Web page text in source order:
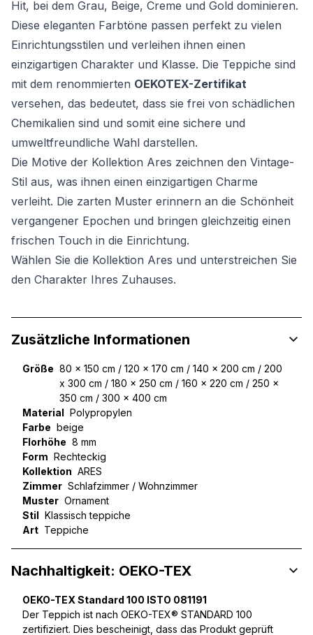
Hit, bei dem Grau, Beige, Creme und Gold dominieren.
Diese eleganten Farbtöne passen perfekt zu vielen
Einrichtungsstilen und verleihen ihnen einen
einzigartigen Charakter und Klasse. Die Teppiche sind
mit dem renommierten OEKOTEX-Zertifikat
versehen, das bedeutet, dass sie frei von schädlichen
Chemikalien sind und somit eine sichere und
umweltfreundliche Wahl darstellen.
Die Motive der Kollektion Ares zeichnen den Vintage-
Stil aus, was ihnen einen einzigartigen Charme
verleiht. Die zarten Muster erinnern an die Schönheit
vergangener Epochen und bringen gleichzeitig einen
frischen Touch in die Einrichtung.
Wählen Sie die Kollektion Ares und unterstreichen Sie
den Charakter Ihres Zuhauses.
Zusätzliche Informationen
Größe 80 x 150 cm / 120 x 170 cm / 140 x 200 cm / 200
x 300 cm / 180 x 250 cm / 160 x 220 cm / 250 x
350 cm / 300 x 400 cm
Material Polypropylen
Farbe beige
Florhöhe 8 mm
Form Rechteckig
Kollektion ARES
Zimmer Schlafzimmer / Wohnzimmer
Muster Ornament
Stil Klassisch teppiche
Art Teppiche
Nachhaltigkeit: OEKO-TEX
OEKO-TEX Standard 100 ISTO 081191
Der Teppich ist nach OEKO-TEX® STANDARD 100
zertifiziert. Dies bescheinigt, dass das Produkt geprüft